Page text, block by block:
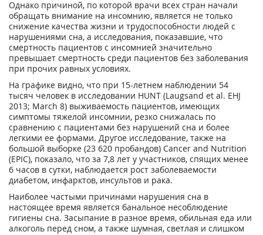
Однако причиной, по которой врачи всех стран начали
обращать внимание на инсомнию, является не только
снижение качества жизни и трудоспособности людей с
нарушениями сна, а исследования, показавшие, что
смертность пациентов с инсомнией значительно
превышает смертность среди пациентов без заболевания
при прочих равных условиях.
На графике видно, что при 15-летнем наблюдении 54
тысяч человек в исследовании HUNT (Laugsand et al. EHJ
2013; March 8) выживаемость пациентов, имеющих
симптомы тяжелой инсомнии, резко снижалась по
сравнению с пациентами без нарушений сна и более
легкими ее формами. Другое исследование, также на
большой выборке (23 620 пробандов) Cancer and Nutrition
(EPIC), показало, что за 7,8 лет у участников, спящих менее
6 часов в сутки, наблюдается рост заболеваемости
диабетом, инфарктов, инсультов и рака.
Наиболее частыми причинами нарушения сна в
настоящее время является банальное несоблюдение
гигиены сна. Засыпание в разное время, обильная еда или
алкоголь перед сном, а также шумная, светлая и слишком